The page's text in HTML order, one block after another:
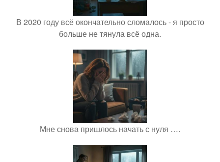
В 2020 году всё окончательно сломалось - я просто
больше не тянула всё одна.
Мне снова пришлось начать с нуля ….